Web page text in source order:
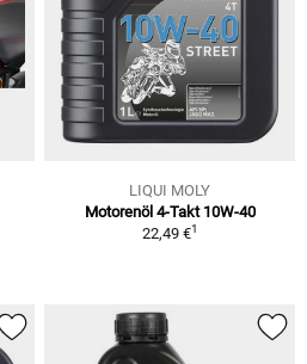
LIQUI MOLY
Motorenöl 4-Takt 10W-40
22,49 €1